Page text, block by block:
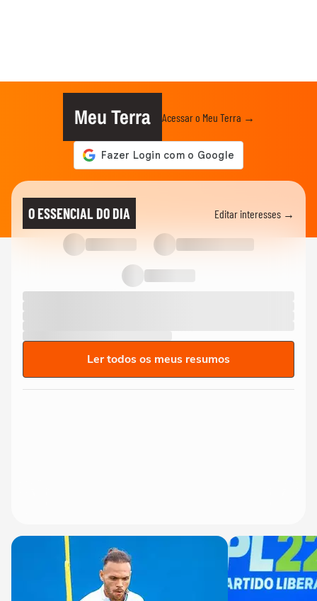
Meu Terra Acessar o Meu Terra →
O ESSENCIAL DO DIA Editar interesses →
Ler todos os meus resumos